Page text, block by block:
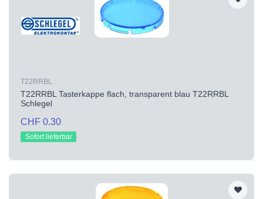
T22RRBL
T22RRBL Tasterkappe flach, transparent blau T22RRBL
Schlegel
CHF 0.30
Sofort lieferbar